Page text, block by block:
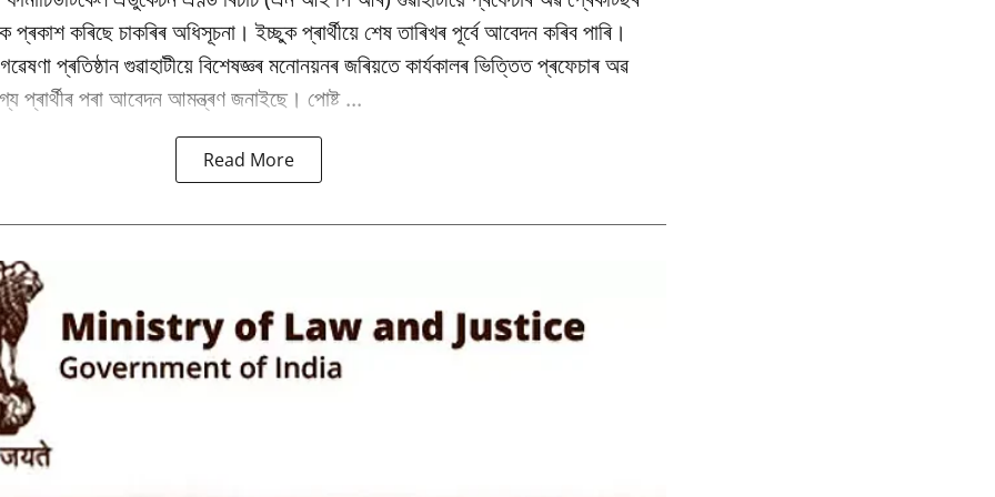
প্ৰকাশ কৰিছে চাকৰিৰ অধিসূচনা। ইচ্ছুক প্ৰাৰ্থীয়ে শেষ তাৰিখৰ পূৰ্বে আবেদন কৰিব পাৰি।
প্ৰতিষ্ঠান গুৱাহাটীয়ে বিশেষজ্ঞৰ মনোনয়নৰ জৰিয়তে কাৰ্যকালৰ ভিত্তিত প্ৰফেচাৰ অৱ
প্ৰাৰ্থীৰ পৰা আবেদন আমন্ত্ৰণ জনাইছে। পোষ্ট ...
Read More